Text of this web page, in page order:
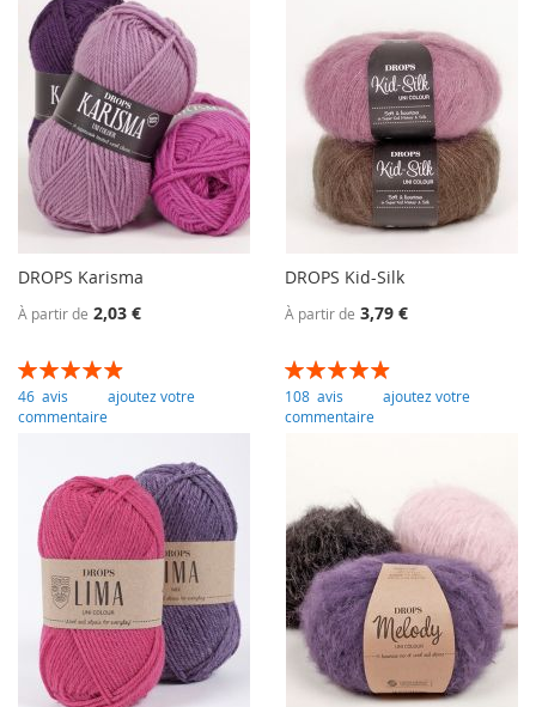
DROPS Karisma
À partir de 2,03 €
Évaluation:
99
% of100
46 avis
ajoutez votre
commentaire
DROPS Kid-Silk
À partir de 3,79 €
Évaluation:
99
% of100
108 avis
ajoutez votre
commentaire